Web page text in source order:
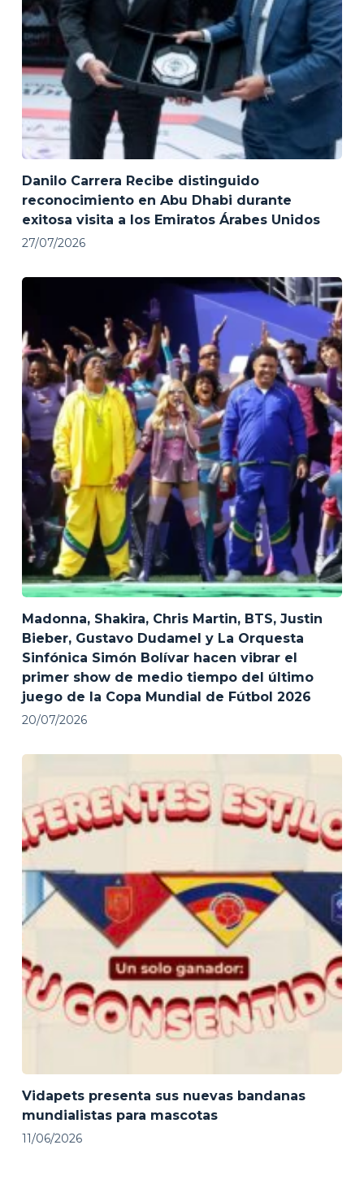
Danilo Carrera Recibe distinguido
reconocimiento en Abu Dhabi durante
exitosa visita a los Emiratos Árabes Unidos
27/07/2026
Madonna, Shakira, Chris Martin, BTS, Justin
Bieber, Gustavo Dudamel y La Orquesta
Sinfónica Simón Bolívar hacen vibrar el
primer show de medio tiempo del último
juego de la Copa Mundial de Fútbol 2026
20/07/2026
Vidapets presenta sus nuevas bandanas
mundialistas para mascotas
11/06/2026